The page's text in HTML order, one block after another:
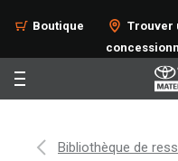
Boutique
Trouver
Bibliothèque de